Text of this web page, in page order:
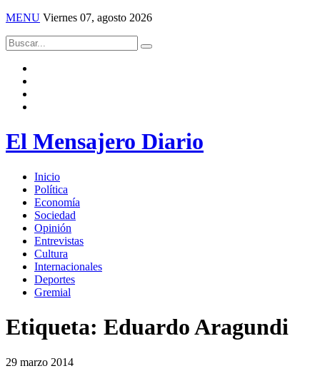
MENU Viernes 07, agosto 2026
El Mensajero Diario
Inicio
Política
Economía
Sociedad
Opinión
Entrevistas
Cultura
Internacionales
Deportes
Gremial
Etiqueta: Eduardo Aragundi
29 marzo 2014